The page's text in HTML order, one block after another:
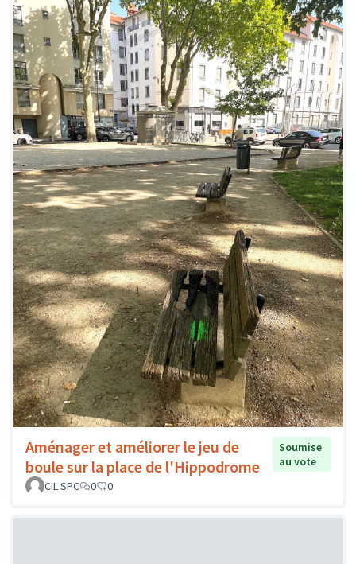
Aménager et améliorer le jeu de
boule sur la place de l'Hippodrome
Soumise
au vote
CIL SPC
0 0